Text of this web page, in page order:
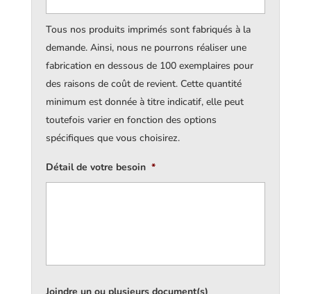
Tous nos produits imprimés sont fabriqués à la
demande. Ainsi, nous ne pourrons réaliser une
fabrication en dessous de 100 exemplaires pour
des raisons de coût de revient. Cette quantité
minimum est donnée à titre indicatif, elle peut
toutefois varier en fonction des options
spécifiques que vous choisirez.
Détail de votre besoin *